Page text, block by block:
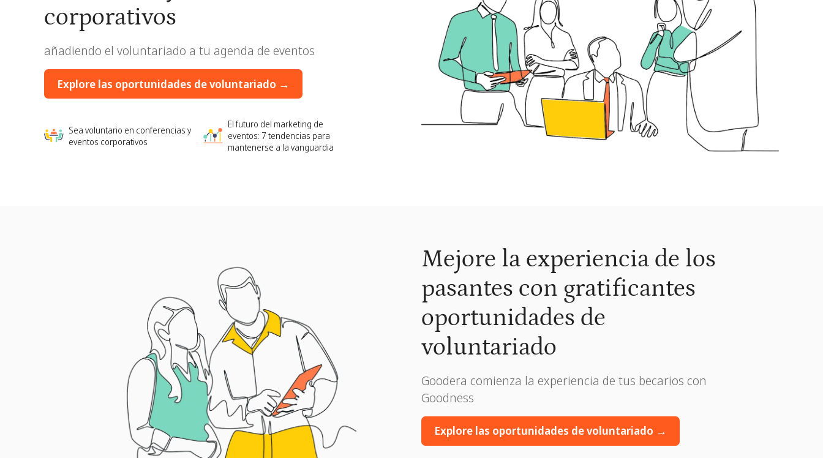
corporativos
añadiendo el voluntariado a tu agenda de eventos
Explore las oportunidades de voluntariado →
Sea voluntario en conferencias y
eventos corporativos
El futuro del marketing de
eventos: 7 tendencias para
mantenerse a la vanguardia
Mejore la experiencia de los
pasantes con gratificantes
oportunidades de
voluntariado
Goodera comienza la experiencia de tus becarios con
Goodness
Explore las oportunidades de voluntariado →